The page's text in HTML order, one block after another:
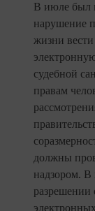
В июле был
нарушение
жизни
судебной
правам
должны
надзором. В
разрешении